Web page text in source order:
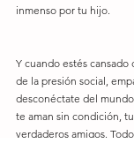
inmenso por tu hijo.
Y cuando estés
de la presión social,
desconéctate del
te aman sin condición,
verdaderos amigos.